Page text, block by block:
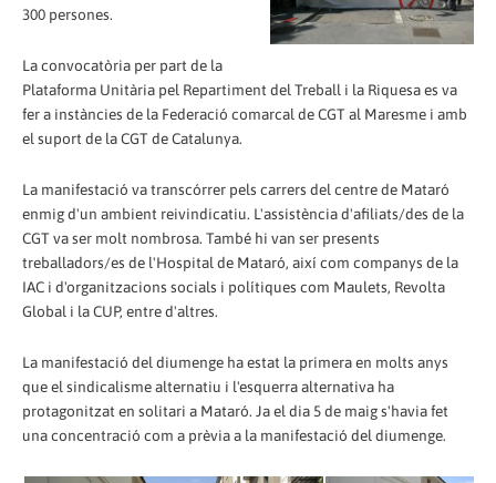
300 persones.
La convocatòria per part de la
Plataforma Unitària pel Repartiment del Treball i la Riquesa es va
fer a instàncies de la Federació comarcal de CGT al Maresme i amb
el suport de la CGT de Catalunya.
La manifestació va transcórrer pels carrers del centre de Mataró
enmig d'un ambient reivindicatiu. L'assistència d'afiliats/des de la
CGT va ser molt nombrosa. També hi van ser presents
treballadors/es de l'Hospital de Mataró, així com companys de la
IAC i d'organitzacions socials i polítiques com Maulets, Revolta
Global i la CUP, entre d'altres.
La manifestació del diumenge ha estat la primera en molts anys
que el sindicalisme alternatiu i l'esquerra alternativa ha
protagonitzat en solitari a Mataró. Ja el dia 5 de maig s'havia fet
una concentració com a prèvia a la manifestació del diumenge.